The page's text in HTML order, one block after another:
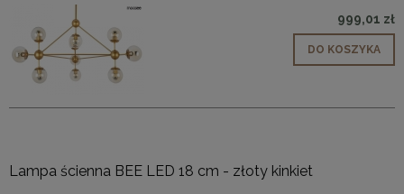
999,01 zł
DO KOSZYKA
Lampa ścienna BEE LED 18 cm - złoty kinkiet